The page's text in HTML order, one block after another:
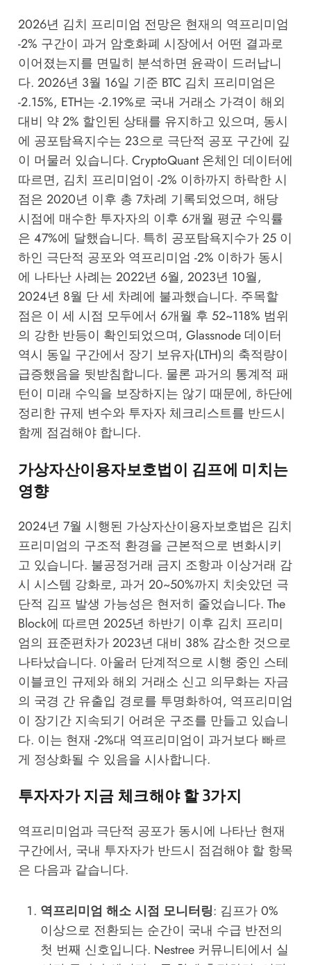
2026년 김치 프리미엄 전망은 현재의 역프리미엄
-2% 구간이 과거 암호화폐 시장에서 어떤 결과로
이어졌는지를 면밀히 분석하면 윤곽이 드러납니
다. 2026년 3월 16일 기준 BTC 김치 프리미엄은
-2.15%, ETH는 -2.19%로 국내 거래소 가격이 해외
대비 약 2% 할인된 상태를 유지하고 있으며, 동시
에 공포탐욕지수는 23으로 극단적 공포 구간에 깊
이 머물러 있습니다. CryptoQuant온체인 데이터에
따르면, 김치 프리미엄이 -2% 이하까지 하락한 시
점은 2020년 이후 총 7차례 기록되었으며, 해당
시점에 매수한 투자자의 이후 6개월 평균 수익률
은 47%에 달했습니다. 특히 공포탐욕지수가 25 이
하인 극단적 공포와 역프리미엄 -2% 이하가 동시
에 나타난 사례는 2022년 6월, 2023년 10월,
2024년 8월 단 세 차례에 불과했습니다. 주목할
점은 이 세 시점 모두에서 6개월 후 52~118% 범위
의 강한 반등이 확인되었으며, Glassnode데이터
역시 동일 구간에서 장기 보유자(LTH)의 축적량이
급증했음을 뒷받침합니다. 물론 과거의 통계적 패
턴이 미래 수익을 보장하지는 않기 때문에, 하단에
정리한 규제 변수와 투자자 체크리스트를 반드시
함께 점검해야 합니다.
가상자산이용자보호법이 김프에 미치는
영향
2024년 7월 시행된 가상자산이용자보호법은 김치
프리미엄의 구조적 환경을 근본적으로 변화시키
고 있습니다. 불공정거래 금지 조항과 이상거래 감
시 시스템 강화로, 과거 20~50%까지 치솟았던 극
단적 김프 발생 가능성은 현저히 줄었습니다. The
Block에 따르면 2025년 하반기 이후 김치 프리미
엄의 표준편차가 2023년 대비 38% 감소한 것으로
나타났습니다. 아울러 단계적으로 시행 중인 스테
이블코인 규제와 해외 거래소 신고 의무화는 자금
의 국경 간 유출입 경로를 투명화하여, 역프리미엄
이 장기간 지속되기 어려운 구조를 만들고 있습니
다. 이는 현재 -2%대 역프리미엄이 과거보다 빠르
게 정상화될 수 있음을 시사합니다.
투자자가 지금 체크해야 할 3가지
역프리미엄과 극단적 공포가 동시에 나타난 현재
구간에서, 국내 투자자가 반드시 점검해야 할 항목
은 다음과 같습니다.
역프리미엄 해소 시점 모니터링: 김프가 0%
이상으로 전환되는 순간이 국내 수급 반전의
첫 번째 신호입니다. Nestree 커뮤니티에서 실